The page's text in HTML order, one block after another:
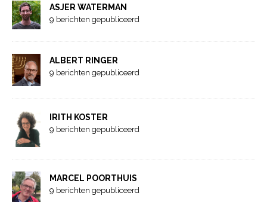
ASJER WATERMAN
9 berichten gepubliceerd
ALBERT RINGER
9 berichten gepubliceerd
IRITH KOSTER
9 berichten gepubliceerd
MARCEL POORTHUIS
9 berichten gepubliceerd